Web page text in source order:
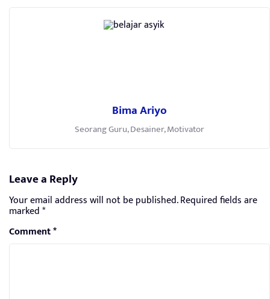
Bima Ariyo
Seorang Guru, Desainer, Motivator
Leave a Reply
Your email address will not be published.Required fields are
marked*
Comment*